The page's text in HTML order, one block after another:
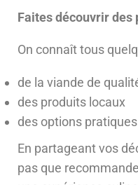
Faites découvrir
On connaît tous
de la viande de
des produits locaux
des options
En partageant vos
pas que